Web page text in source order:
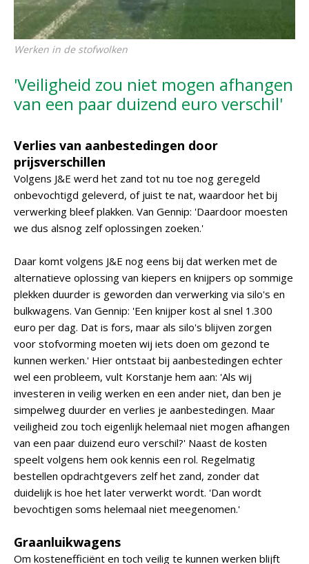
Werken in de stofwolken
'Veiligheid zou niet mogen afhangen
van een paar duizend euro verschil'
Verlies van aanbestedingen door
prijsverschillen
Volgens J&E werd het zand tot nu toe nog geregeld
onbevochtigd geleverd, of juist te nat, waardoor het bij
verwerking bleef plakken. Van Gennip: 'Daardoor moesten
we dus alsnog zelf oplossingen zoeken.'
Daar komt volgens J&E nog eens bij dat werken met de
alternatieve oplossing van kiepers en knijpers op sommige
plekken duurder is geworden dan verwerking via silo's en
bulkwagens. Van Gennip: 'Een knijper kost al snel 1.300
euro per dag. Dat is fors, maar als silo's blijven zorgen
voor stofvorming moeten wij iets doen om gezond te
kunnen werken.' Hier ontstaat bij aanbestedingen echter
wel een probleem, vult Korstanje hem aan: 'Als wij
investeren in veilig werken en een ander niet, dan ben je
simpelweg duurder en verlies je aanbestedingen. Maar
veiligheid zou toch eigenlijk helemaal niet mogen afhangen
van een paar duizend euro verschil?' Naast de kosten
speelt volgens hem ook kennis een rol. Regelmatig
bestellen opdrachtgevers zelf het zand, zonder dat
duidelijk is hoe het later verwerkt wordt. 'Dan wordt
bevochtigen soms helemaal niet meegenomen.'
Graanluikwagens
Om kostenefficiënt en toch veilig te kunnen werken blijft